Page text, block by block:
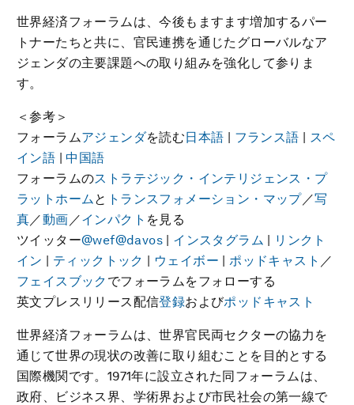
世界経済フォーラムは、今後もますます増加するパー
トナーたちと共に、官民連携を通じたグローバルなア
ジェンダの主要課題への取り組みを強化して参りま
す。
＜参考＞
フォーラムアジェンダを読む日本語 | フランス語 | スペ
イン語 |中国語
フォーラムのストラテジック・インテリジェンス・プ
ラットホームと トランスフォメーション・マップ／写
真／動画 ／インパクト を見る
ツイッター@wef@davos | インスタグラム | リンクト
イン | ティックトック | ウェイボー |ポッドキャスト ／
フェイスブック でフォーラムをフォローする
英文プレスリリース配信登録およびポッドキャスト
世界経済フォーラムは、世界官民両セクターの協力を
通じて世界の現状の改善に取り組むことを目的とする
国際機関です。1971年に設立された同フォーラムは、
政府、ビジネス界、学術界および市民社会の第一線で